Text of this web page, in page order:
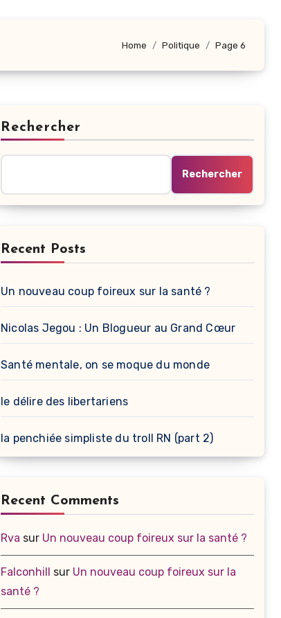
Home Politique Page 6
Rechercher
Rechercher
Recent Posts
Un nouveau coup foireux sur la santé ?
Nicolas Jegou : Un Blogueur au Grand Cœur
Santé mentale, on se moque du monde
le délire des libertariens
la penchiée simpliste du troll RN (part 2)
Recent Comments
Rva sur Un nouveau coup foireux sur la santé ?
Falconhill sur Un nouveau coup foireux sur la
santé ?